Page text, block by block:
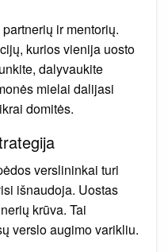
ir mentorių.
kurios vienija uosto
dalyvaukite
mielai dalijasi
domitės.
verslininkai turi
išnaudoja. Uostas
krūva. Tai
verslo augimo varikliu.